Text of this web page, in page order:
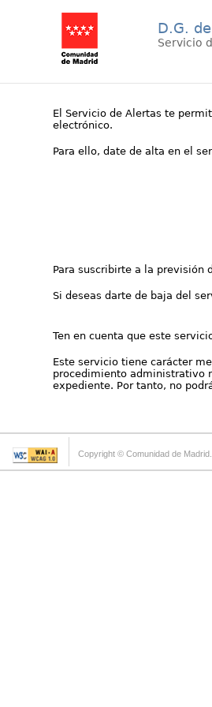
D.G.
Servicio
El Servicio de Alertas te
electrónico.
Para ello, date de alta en el
Para suscribirte a la previsión
Si deseas darte de baja del
Ten en cuenta que este
Este servicio tiene carácter
procedimiento administrativo
expediente. Por tanto, no
Copyright © Comunidad de Madrid.